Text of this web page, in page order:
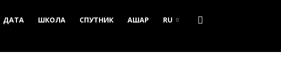
ДАТА ШКОЛА СПУТНИК АШАР RU